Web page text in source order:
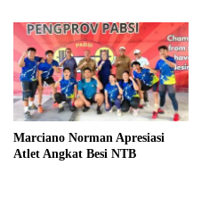
Marciano Norman Apresiasi
Atlet Angkat Besi NTB